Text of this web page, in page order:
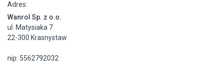
Adres:
Wanrol Sp. z o.o.
ul. Matysiaka 7
22-300 Krasnystaw
nip: 5562792032